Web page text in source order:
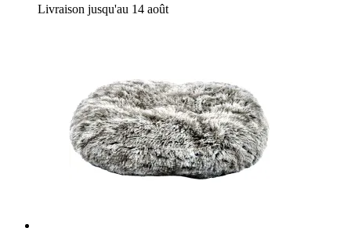
Livraison jusqu'au 14 août